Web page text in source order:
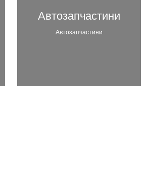
Автозапчастини
Автозапчастини